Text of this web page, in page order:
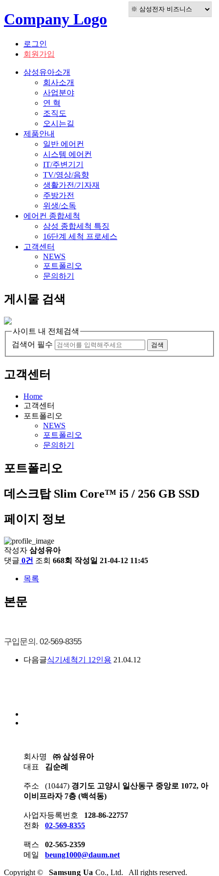
Company Logo
로그인
회원가입
삼성유아소개
회사소개
사업분야
연 혁
조직도
오시는길
제품안내
일반 에어컨
시스템 에어컨
IT/주변기기
TV/영상/음향
생활가전/기자재
주방가전
위생/소독
에어컨 종합세척
삼성 종합세척 특징
16단계 세척 프로세스
고객센터
NEWS
포트폴리오
문의하기
게시물 검색
사이트 내 전체검색
검색어 필수
검색
고객센터
Home
고객센터
포트폴리오
NEWS
포트폴리오
문의하기
포트폴리오
데스크탑 Slim Core™ i5 / 256 GB SSD
페이지 정보
작성자 삼성유아
댓글 0건 조회 668회 작성일 21-04-12 11:45
목록
본문
구입문의. 02-569-8355
다음글식기세척기 12인용 21.04.12
회사명 ㈜ 삼성유아
대표 김순례
주소 (10447) 경기도 고양시 일산동구 중앙로 1072, 아
이비프라자 7층 (백석동)
사업자등록번호 128-86-22757
전화 02-569-8355
팩스 02-565-2359
메일 beung1000@daum.net
Copyright © Samsung Ua Co., Ltd. All rights reserved.